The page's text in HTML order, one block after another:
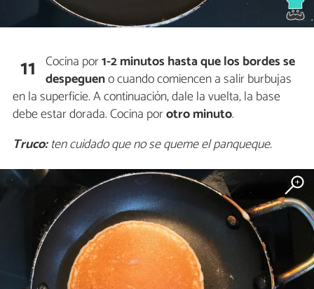
11 Cocina por1-2 minutos hasta que los bordes se
despegueno cuando comiencen a salir burbujas
en la superficie. A continuación, dale la vuelta, la base
debe estar dorada. Cocina porotro minuto.
Truco:ten cuidado que no se queme el panqueque.